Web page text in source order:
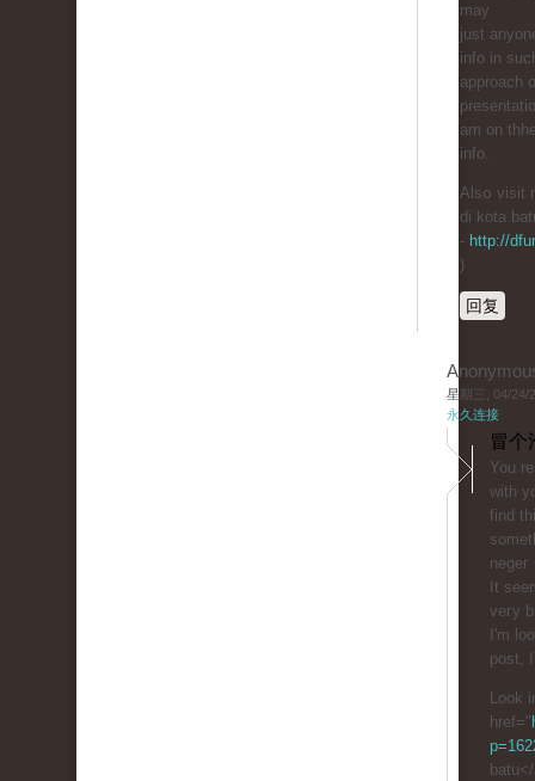
mаy
just
info in
approach
am on
info.
Alsօ visit
di kota
- http://
)
回复
星期三, 04/24/
永久连接
冒个
You
ԝith
find
negeг
It
veгy
I'm
post,
Look
href="